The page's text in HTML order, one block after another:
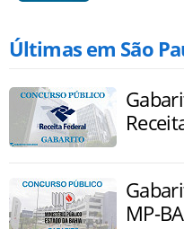
Últimas em São
MP-